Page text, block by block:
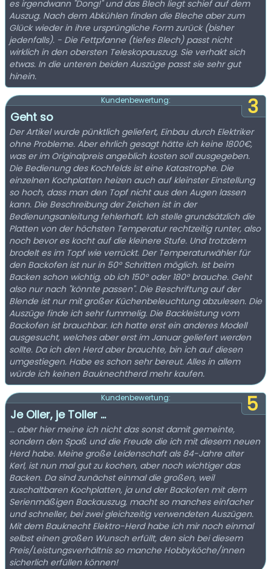
es irgendwann "Dong!" und das Blech liegt schief auf dem
Auszug. Nach dem Abkühlen finden die Bleche aber zum
Glück wieder in ihre ursprüngliche Form zurück (bisher
jedenfalls). - Die Fettpfanne (tiefes Blech) passt nicht
wirklich in den obersten Teleskopauszug. Sie verhakt sich
etwas. In die unteren beiden Auszüge passt sie sehr gut
hinein.
3
Kundenbewertung:
Geht so
Der Artikel wurde pünktlich geliefert, Einbau durch Elektriker
ohne Probleme. Aber ehrlich gesagt hätte ich keine 1800€,
was er im Originalpreis angeblich kosten soll ausgegeben.
Die Bedienung des Kochfelds ist eine Katastrophe. Die
einzelnen Kochplatten heizen auch auf kleinster Einstellung
so hoch, dass man den Topf nicht aus den Augen lassen
kann. Die Beschreibung der Zeichen ist in der
Bedienungsanleitung fehlerhaft. Ich stelle grundsätzlich die
Platten von der höchsten Temperatur rechtzeitig runter, also
noch bevor es kocht auf die kleinere Stufe. Und trotzdem
brodelt es im Topf wie verrückt. Der Temperaturwähler für
den Backofen ist nur in 50° Schritten möglich. Ist beim
Backen schon wichtig, ob ich 150° oder 180° brauche. Geht
also nur nach "könnte passen". Die Beschriftung auf der
Blende ist nur mit großer Küchenbeleuchtung abzulesen. Die
Auszüge finde ich sehr fummelig. Die Backleistung vom
Backofen ist brauchbar. Ich hatte erst ein anderes Modell
ausgesucht, welches aber erst im Januar geliefert werden
sollte. Da ich den Herd aber brauchte, bin ich auf diesen
umgestiegen. Habe es schon sehr bereut. Alles in allem
würde ich keinen Bauknechtherd mehr kaufen.
5
Kundenbewertung:
Je Oller, je Toller ...
... aber hier meine ich nicht das sonst damit gemeinte,
sondern den Spaß und die Freude die ich mit diesem neuen
Herd habe. Meine große Leidenschaft als 84-Jahre alter
Kerl, ist nun mal gut zu kochen, aber noch wichtiger das
Backen. Da sind zunächst einmal die großen, weil
zuschaltbaren Kochplatten, ja und der Backofen mit dem
Serienmäßigen Backauszug, macht so manches einfacher
und schneller, bei zwei gleichzeitig verwendeten Auszügen.
Mit dem Bauknecht Elektro-Herd habe ich mir noch einmal
selbst einen großen Wunsch erfüllt, den sich bei diesem
Preis/Leistungsverhältnis so manche Hobbyköche/innen
sicherlich erfüllen können!